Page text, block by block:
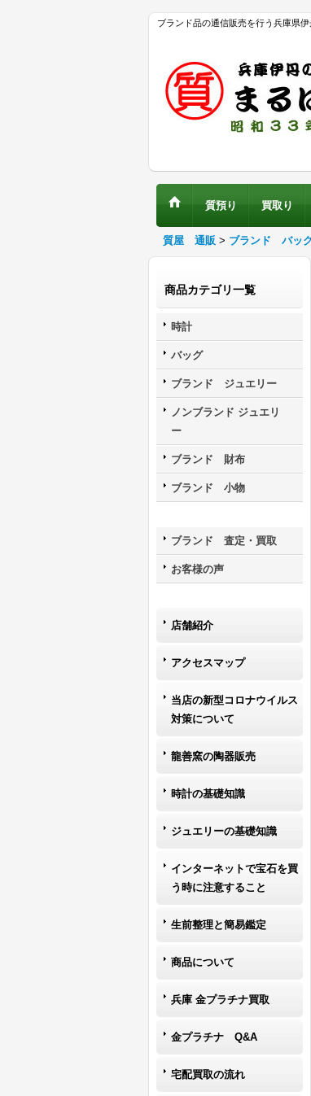
ブランド品の通信販売を行う兵庫県
質預り 買取り
質屋 通販 > ブランド バッ
商品カテゴリ一覧
時計
バッグ
ブランド ジュエリー
ノンブランド ジュエリ
ー
ブランド 財布
ブランド 小物
ブランド 査定・買取
お客様の声
店舗紹介
アクセスマップ
当店の新型コロナウイルス
対策について
龍善窯の陶器販売
時計の基礎知識
ジュエリーの基礎知識
インターネットで宝石を買
う時に注意すること
生前整理と簡易鑑定
商品について
兵庫 金プラチナ買取
金プラチナ Q&A
宅配買取の流れ